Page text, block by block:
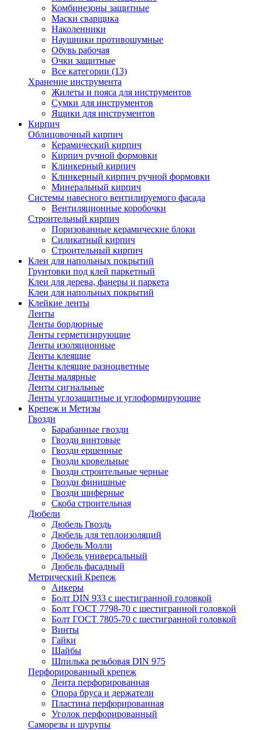
Комбинезоны защитные
Маски сварщика
Наколенники
Наушники противошумные
Обувь рабочая
Очки защитные
Все категории (13)
Хранение инструмента
Жилеты и пояса для инструментов
Сумки для инструментов
Ящики для инструментов
Кирпич
Облицовочный кирпич
Керамический кирпич
Кирпич ручной формовки
Клинкерный кирпич
Клинкерный кирпич ручной формовки
Минеральный кирпич
Системы навесного вентилируемого фасада
Вентиляционные коробочки
Строительный кирпич
Поризованные керамические блоки
Силикатный кирпич
Строительный кирпич
Клеи для напольных покрытий
Грунтовки под клей паркетный
Клеи для дерева, фанеры и паркета
Клеи для напольных покрытий
Клейкие ленты
Ленты
Ленты бордюрные
Ленты герметизирующие
Ленты изоляционные
Ленты клеящие
Ленты клеящие разноцветные
Ленты малярные
Ленты сигнальные
Ленты углозащитные и углоформирующие
Крепеж и Метизы
Гвозди
Барабанные гвозди
Гвозди винтовые
Гвозди ершенные
Гвозди кровельные
Гвозди строительные черные
Гвозди финишные
Гвозди шиферные
Скоба строительная
Дюбели
Дюбель Гвоздь
Дюбель для теплоизоляций
Дюбель Молли
Дюбель универсальный
Дюбель фасадный
Метрический Крепеж
Анкеры
Болт DIN 933 с шестигранной головкой
Болт ГОСТ 7798-70 с шестигранной головкой
Болт ГОСТ 7805-70 с шестигранной головкой
Винты
Гайки
Шайбы
Шпилька резьбовая DIN 975
Перфорированный крепеж
Лента перфорированная
Опора бруса и держатели
Пластина перфорированная
Уголок перфорированный
Саморезы и шурупы